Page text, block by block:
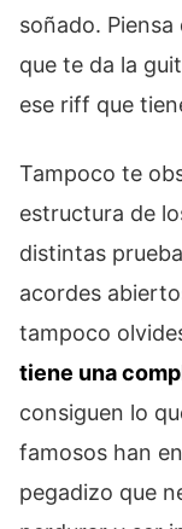
soñado.
que te da la
ese riff que
Tampoco te
estructura de
distintas
acordes
tampoco
tiene una
consiguen lo
famosos han
pegadizo que